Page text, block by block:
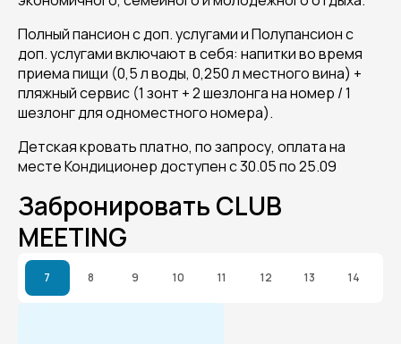
Полный пансион с доп. услугами и Полупансион с
доп. услугами включают в себя: напитки во время
приема пищи (0,5 л воды, 0,250 л местного вина) +
пляжный сервис (1 зонт + 2 шезлонга на номер / 1
шезлонг для одноместного номера).
Детская кровать платно, по запросу, оплата на
месте Кондиционер доступен с 30.05 по 25.09
Забронировать CLUB
MEETING
7 8 9 10 11 12 13 14